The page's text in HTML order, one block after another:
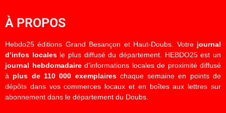
À PROPOS
Hebdo25 éditions Grand Besançon et Haut-Doubs. Votre journal
d’infos localesle plus diffusé du département. HEBDO25 est un
journal hebdomadaired’informations locales de proximité diffusé
à plus de 110 000 exemplaireschaque semaine en points de
dépôts dans vos commerces locaux et en boîtes aux lettres sur
abonnement dans le département du Doubs.